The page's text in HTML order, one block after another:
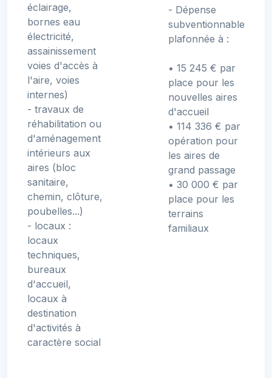
éclairage,
bornes eau
électricité,
assainissement
voies d'accès à
l'aire, voies
internes)
- travaux de
réhabilitation ou
d'aménagement
intérieurs aux
aires (bloc
sanitaire,
chemin, clôture,
poubelles...)
- locaux :
locaux
techniques,
bureaux
d'accueil,
locaux à
destination
d'activités à
caractère social
- Dépense
subventionnable
plafonnée à :
• 15 245 € par
place pour les
nouvelles aires
d'accueil
• 114 336 € par
opération pour
les aires de
grand passage
• 30 000 € par
place pour les
terrains
familiaux